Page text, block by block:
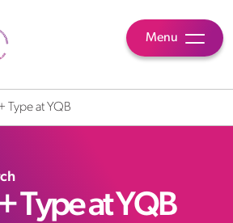
Menu
Type at YQB
Type at YQB